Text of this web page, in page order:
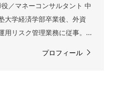
／マネーコンサルタント 中
大学経済学部卒業後、外資
用リスク管理業務に従事。...
プロフィール